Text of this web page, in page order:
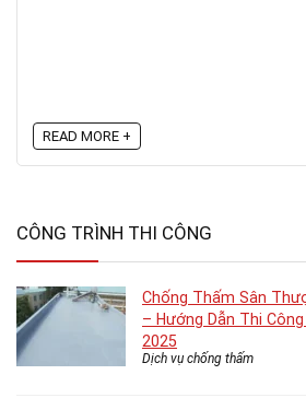
READ MORE +
CÔNG TRÌNH THI CÔNG
Chống Thấm Sân
– Hướng Dẫn Thi
2025
Dịch vụ chống thấm